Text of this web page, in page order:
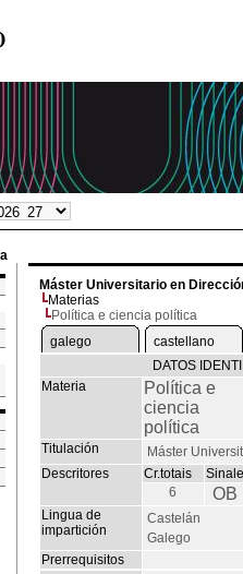
Máster Universitario en
Materias
Política e ciencia política
galego
castellano
DATOS
Materia
Política e
ciencia
política
Titulación
Máster
Descritores
Cr.totais
Sinale
6
OB
Lingua de
impartición
Castelán
Galego
Prerrequisitos